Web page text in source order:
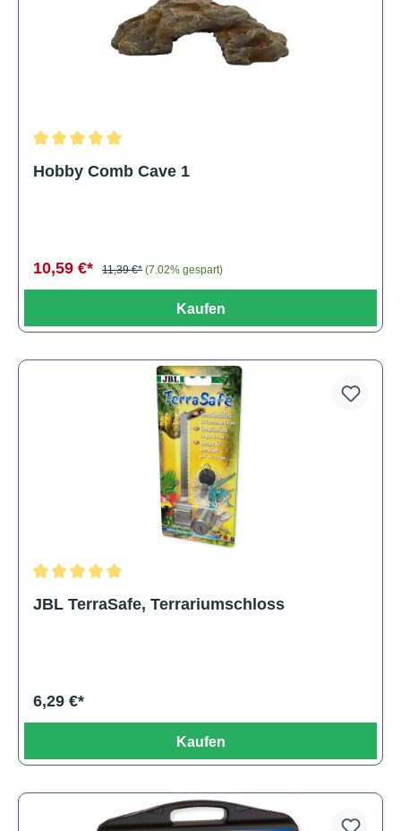
Hobby Comb Cave 1
10,59 €* 11,39 €* (7.02% gespart)
Kaufen
JBL TerraSafe, Terrariumschloss
6,29 €*
Kaufen